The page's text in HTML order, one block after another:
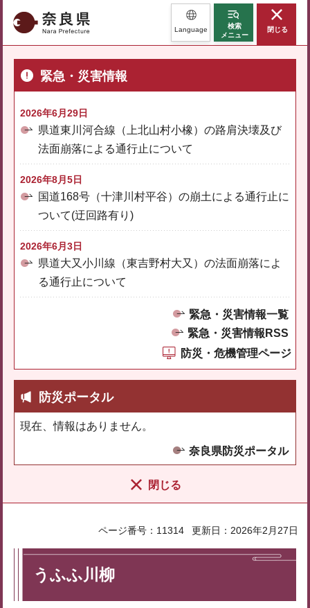
奈良県 Language
検索
メニュー
閉じる
緊急・災害情報
2026年6月29日
県道東川河合線（上北山村小橡）の路肩決壊及び
法面崩落による通行止について
2026年8月5日
国道168号（十津川村平谷）の崩土による通行止に
ついて(迂回路有り)
2026年6月3日
県道大又小川線（東吉野村大又）の法面崩落によ
る通行止について
緊急・災害情報一覧
緊急・災害情報RSS
防災・危機管理ページ
防災ポータル
現在、情報はありません。
奈良県防災ポータル
閉じる
ページ番号：11314 更新日：2026年2月27日
うふふ川柳